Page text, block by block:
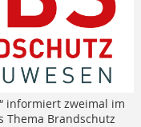
informiert zweimal im
Thema Brandschutz